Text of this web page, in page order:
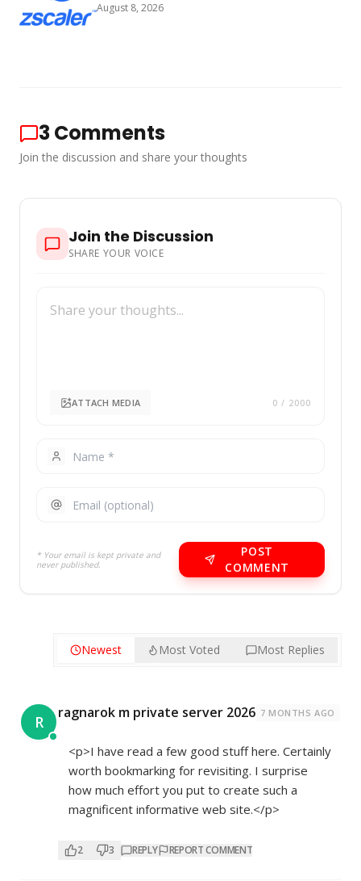
August 8, 2026
3Comments
Join the discussion and share your thoughts
Join the Discussion
SHARE YOUR VOICE
ATTACH MEDIA 0 / 2000
* Your email is kept private and
never published.
POST
COMMENT
Newest Most Voted Most Replies
R ragnarok m private server 2026 7 MONTHS AGO
<p>I have read a few good stuff here. Certainly
worth bookmarking for revisiting. I surprise
how much effort you put to create such a
magnificent informative web site.</p>
2 3 REPLY REPORT COMMENT